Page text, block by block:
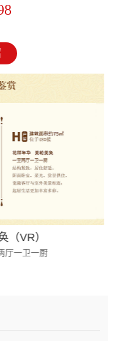
（VR）
厅一卫一厨